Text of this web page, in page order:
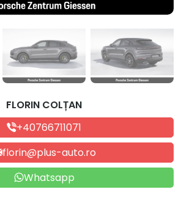
FLORIN COLȚAN
+40766711071
florin@plus-auto.ro
Whatsapp